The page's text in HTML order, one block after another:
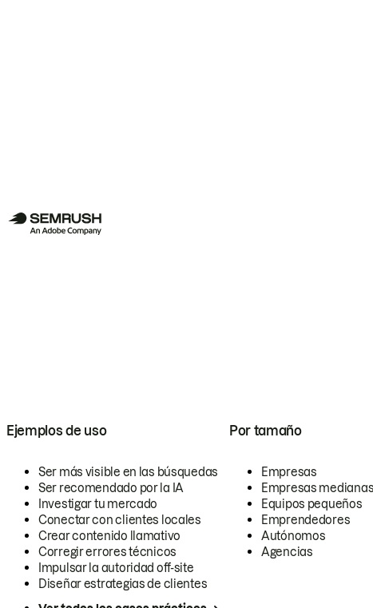
Ejemplos de uso
Ser más visible en las búsquedas
Ser recomendado por la IA
Investigar tu mercado
Conectar con clientes locales
Crear contenido llamativo
Corregir errores técnicos
Impulsar la autoridad off-site
Diseñar estrategias de clientes
Por tamaño
Empresas
Empresas medianas
Equipos pequeños
Emprendedores
Autónomos
Agencias